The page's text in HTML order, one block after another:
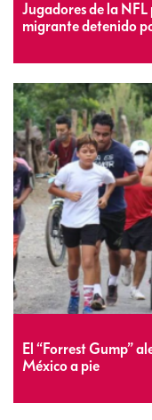
Jugadores de la
migrante detenido
El “Forrest Gump”
México a pie